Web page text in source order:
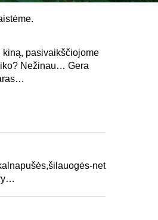
kiną, pasivaikščiojome
Nežinau… Gera
net